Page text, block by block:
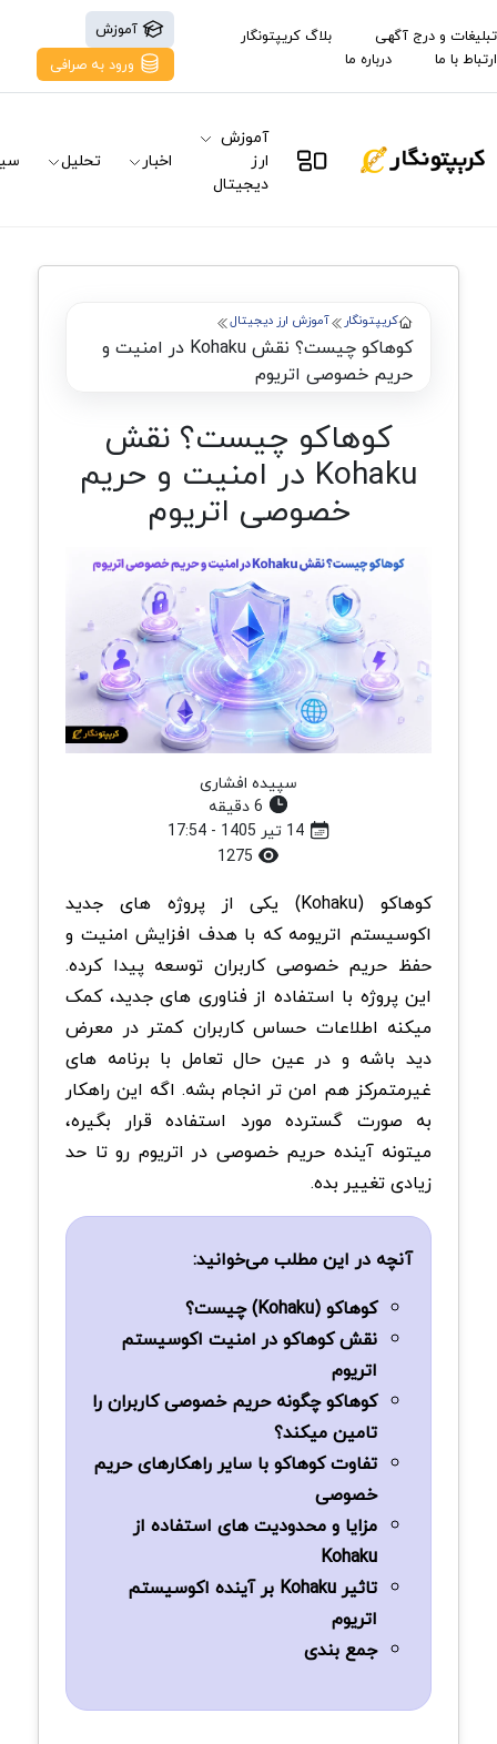
تبلیغات و درج آگهی
بلاگ کریپتونگار
ارتباط با ما
درباره ما
آموزش
ورود به صرافی
آموزش
ارز
دیجیتال
اخبار تحلیل
کریپتونگار آموزش ارز دیجیتال
کوهاکو چیست؟‌ نقش Kohaku در امنیت و
حریم خصوصی اتریوم
کوهاکو چیست؟‌ نقش
Kohaku در امنیت و حریم
خصوصی اتریوم
سپیده افشاری
14 تیر 1405 - 17:54
کوهاکو (Kohaku) یکی از پروژه های جدید
اکوسیستم اتریومه که با هدف افزایش امنیت و
حفظ حریم خصوصی کاربران توسعه پیدا کرده.
این پروژه با استفاده از فناوری های جدید، کمک
میکنه اطلاعات حساس کاربران کمتر در معرض
دید باشه و در عین حال تعامل با برنامه های
غیرمتمرکز هم امن تر انجام بشه. اگه این راهکار
به صورت گسترده مورد استفاده قرار بگیره،
میتونه آینده حریم خصوصی در اتریوم رو تا حد
زیادی تغییر بده.
آنچه در این مطلب می‌خوانید:
کوهاکو (Kohaku) چیست؟
نقش کوهاکو در امنیت اکوسیستم
اتریوم
کوهاکو چگونه حریم خصوصی کاربران را
تامین میکند؟
تفاوت کوهاکو با سایر راهکارهای حریم
خصوصی
مزایا و محدودیت های استفاده از
Kohaku
تاثیر Kohaku بر آینده اکوسیستم
اتریوم
جمع بندی